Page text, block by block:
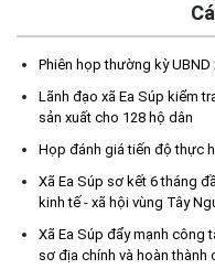
Phiên họp thường kỳ UBND
Lãnh đạo xã Ea Súp kiểm
sản xuất cho 128 hộ dân
Họp đánh giá tiến độ thực
Xã Ea Súp sơ kết 6 tháng
kinh tế - xã hội vùng Tây
Xã Ea Súp đẩy mạnh công
sơ địa chính và hoàn
Kế hoạch Tổ chức lấy
Ea Súp để giám định AND
Thông báo nghiêm cấm
cấp đất sản xuất cho các
xuất trên địa bàn xã.
(06/08/2026)